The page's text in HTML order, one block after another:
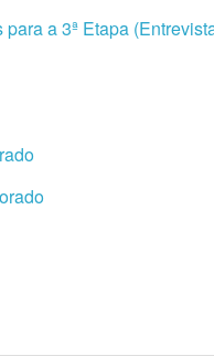
a 3ª Etapa